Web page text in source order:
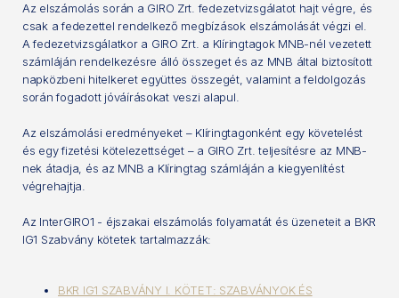
Az elszámolás során a GIRO Zrt. fedezetvizsgálatot hajt végre, és
csak a fedezettel rendelkező megbízások elszámolását végzi el.
A fedezetvizsgálatkor a GIRO Zrt. a Klíringtagok MNB-nél vezetett
számláján rendelkezésre álló összeget és az MNB által biztosított
napközbeni hitelkeret együttes összegét, valamint a feldolgozás
során fogadott jóváírásokat veszi alapul.
Az elszámolási eredményeket – Klíringtagonként egy követelést
és egy fizetési kötelezettséget – a GIRO Zrt. teljesítésre az MNB-
nek átadja, és az MNB a Klíringtag számláján a kiegyenlítést
végrehajtja.
Az InterGIRO1 - éjszakai elszámolás folyamatát és üzeneteit a BKR
IG1 Szabvány kötetek tartalmazzák:
BKR IG1 SZABVÁNY I. KÖTET: SZABVÁNYOK ÉS